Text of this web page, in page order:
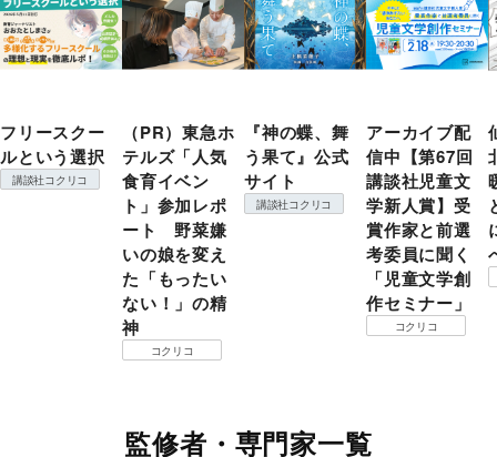
フリースクー
ルという選択
講談社コクリコ
（PR）東急ホ
テルズ「人気
食育イベン
ト」参加レポ
ート 野菜嫌
いの娘を変え
た「もったい
ない！」の精
神
コクリコ
『神の蝶、舞
う果て』公式
サイト
講談社コクリコ
アーカイブ配
信中【第67回
講談社児童文
学新人賞】受
賞作家と前選
考委員に聞く
「児童文学創
作セミナー」
コクリコ
監修者・専門家一覧